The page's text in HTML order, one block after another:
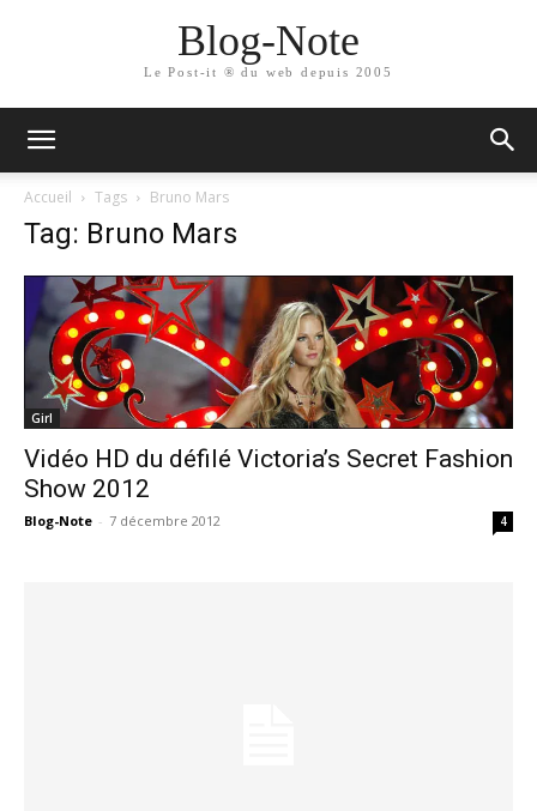
Blog-Note
Le Post-it ® du web depuis 2005
Accueil Tags Bruno Mars
Tag: Bruno Mars
Girl
Vidéo HD du défilé Victoria’s Secret Fashion
Show 2012
Blog-Note - 7 décembre 2012 4